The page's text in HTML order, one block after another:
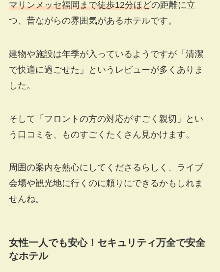
マリンメッセ福岡まで徒歩12分ほどの距離に立
つ、昔ながらの雰囲気があるホテルです。
建物や施設は年季が入っているようですが「清潔
で快適に過ごせた」というレビューが多くありま
した。
そして「フロントの方の対応がすごく親切」とい
う口コミを、ものすごくたくさん見かけます。
周囲の案内を熱心にしてくださるらしく、ライブ
会場や観光地に行くのに頼りにできるかもしれま
せんね。
女性一人でも安心！セキュリティ万全で安全
なホテル